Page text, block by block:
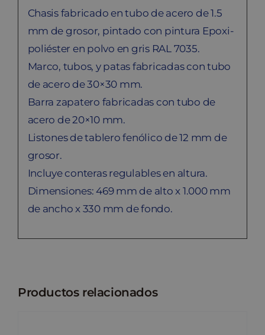
Chasis fabricado en tubo de acero de 1.5
mm de grosor, pintado con pintura Epoxi-
poliéster en polvo en gris RAL 7035.
Marco, tubos, y patas fabricadas con tubo
de acero de 30×30 mm.
Barra zapatero fabricadas con tubo de
acero de 20×10 mm.
Listones de tablero fenólico de 12 mm de
grosor.
Incluye conteras regulables en altura.
Dimensiones: 469 mm de alto x 1.000 mm
de ancho x 330 mm de fondo.
Productos relacionados